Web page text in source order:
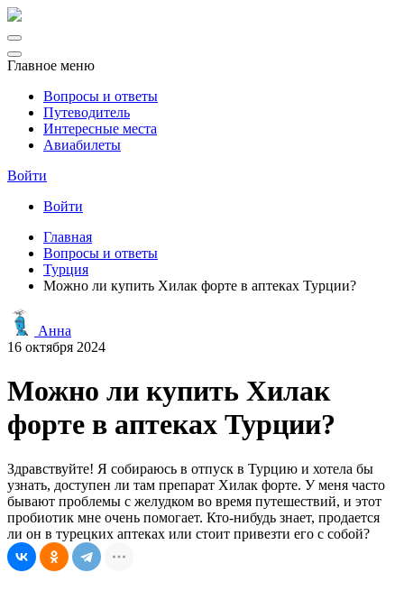
Главное меню
Вопросы и ответы
Путеводитель
Интересные места
Авиабилеты
Войти
Войти
Главная
Вопросы и ответы
Турция
Можно ли купить Хилак форте в аптеках Турции?
Анна
16 октября 2024
Можно ли купить Хилак
форте в аптеках Турции?
Здравствуйте! Я собираюсь в отпуск в Турцию и хотела бы
узнать, доступен ли там препарат Хилак форте. У меня часто
бывают проблемы с желудком во время путешествий, и этот
пробиотик мне очень помогает. Кто-нибудь знает, продается
ли он в турецких аптеках или стоит привезти его с собой?